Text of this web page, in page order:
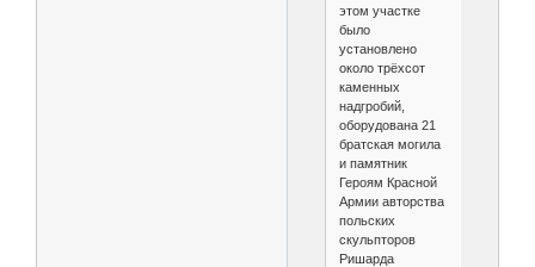
этом участке
было
установлено
около трёхсот
каменных
надгробий,
оборудована 21
братская могила
и памятник
Героям Красной
Армии авторства
польских
скульпторов
Ришарда